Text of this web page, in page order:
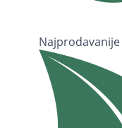
Najprodavanije